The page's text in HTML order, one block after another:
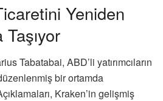
Yeniden
Tabatabai, ABD’li yatırımcıların
bir ortamda
Kraken’in gelişmiş